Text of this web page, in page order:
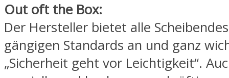
Out oft the Box:
Der Hersteller bietet alle
gängigen Standards an und ganz
„Sicherheit geht vor Leichtigkeit“.